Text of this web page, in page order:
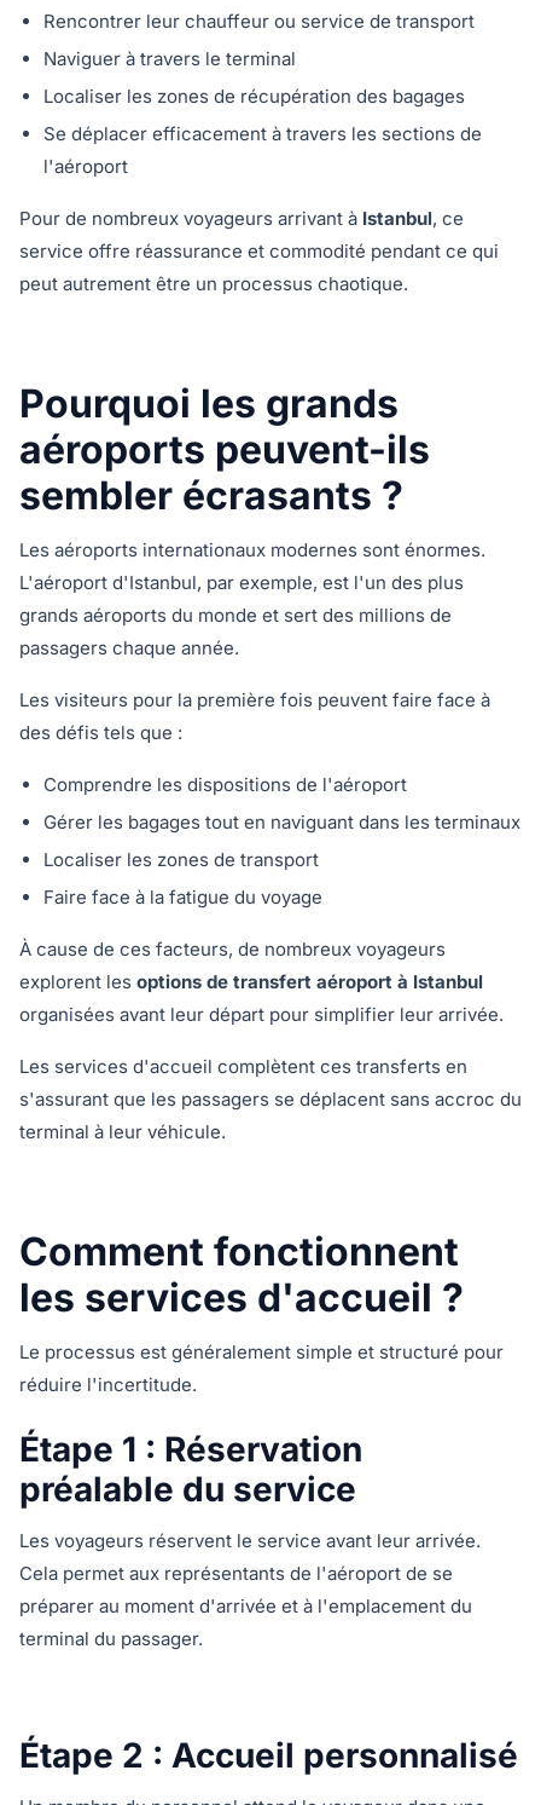
Rencontrer leur chauffeur ou service de transport
Naviguer à travers le terminal
Localiser les zones de récupération des bagages
Se déplacer efficacement à travers les sections de
l'aéroport
Pour de nombreux voyageurs arrivant à Istanbul, ce
service offre réassurance et commodité pendant ce qui
peut autrement être un processus chaotique.
Pourquoi les grands
aéroports peuvent-ils
sembler écrasants ?
Les aéroports internationaux modernes sont énormes.
L'aéroport d'Istanbul, par exemple, est l'un des plus
grands aéroports du monde et sert des millions de
passagers chaque année.
Les visiteurs pour la première fois peuvent faire face à
des défis tels que :
Comprendre les dispositions de l'aéroport
Gérer les bagages tout en naviguant dans les terminaux
Localiser les zones de transport
Faire face à la fatigue du voyage
À cause de ces facteurs, de nombreux voyageurs
explorent les options de transfert aéroport à Istanbul
organisées avant leur départ pour simplifier leur arrivée.
Les services d'accueil complètent ces transferts en
s'assurant que les passagers se déplacent sans accroc du
terminal à leur véhicule.
Comment fonctionnent
les services d'accueil ?
Le processus est généralement simple et structuré pour
réduire l'incertitude.
Étape 1 : Réservation
préalable du service
Les voyageurs réservent le service avant leur arrivée.
Cela permet aux représentants de l'aéroport de se
préparer au moment d'arrivée et à l'emplacement du
terminal du passager.
Étape 2 : Accueil personnalisé